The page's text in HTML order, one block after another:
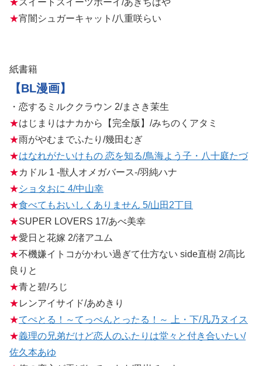
★スイートスイーツボーイ/あきちはや
★宵闇シュガーキャット/八重咲らい
紙書籍
【BL漫画】
・恋するミルククラウン 2/まさき茉生
★はじまりはナカから【完全版】/みちのくアタミ
★雨がやむまでふたり/幾田むぎ
★はなれがたいけもの 恋を知る/鳥海よう子・八十庭たづ
★カドル 1 ‐獣人オメガバース‐/羽純ハナ
★ショタおに 4/中山幸
★食べてもおいしくありません 5/山田2丁目
★SUPER LOVERS 17/あべ美幸
★愛日と花嫁 2/渚アユム
★不機嫌イトコがかわい過ぎて仕方ない side直樹 2/高比
良りと
★青と碧/ろじ
★レンアイサイド/あめきり
★てぺとる！～てっぺんとったる！～ 上・下/凡乃ヌイス
★義理の兄弟だけど恋人のふたりは堂々と付き合いたい/
佐久本あゆ